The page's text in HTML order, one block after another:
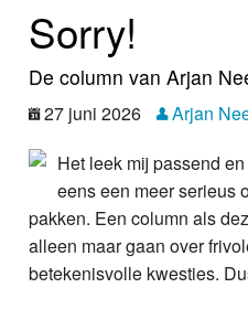
Home
Programma's
Foto's
Video
Sorry!
De column van Arjan
27 juni 2026
Arjan
Het leek mij passend
eens een meer serieus
pakken. Een column als
alleen maar gaan over
betekenisvolle kwesties.